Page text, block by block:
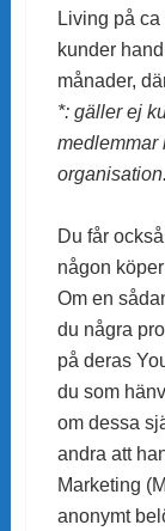
Living på
kunder
månader,
*: gäller ej
medlemmar
organisation.
Du får
någon
Om en
du några
på deras
du som
om dessa
andra att
Marketing
anonymt